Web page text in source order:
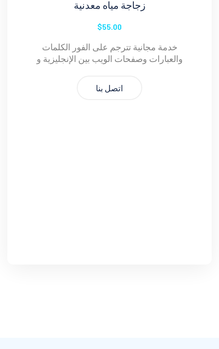
زجاجة مياه معدنية
$55.00
خدمة مجانية تترجم على الفور الكلمات
والعبارات وصفحات الويب بين الإنجليزية و
اتصل بنا